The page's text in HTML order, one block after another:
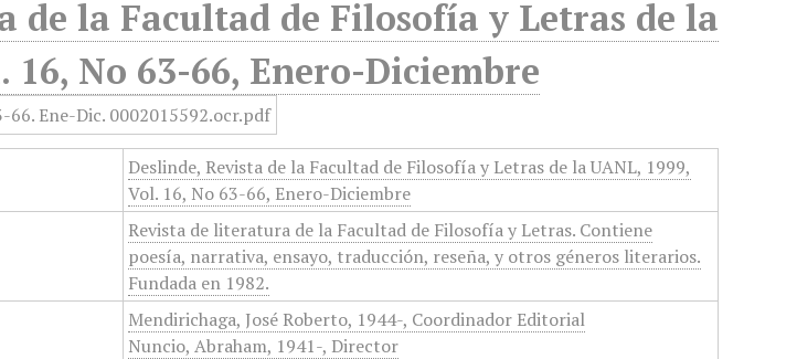
de la Facultad de Filosofía y Letras de la
16, No 63-66, Enero-Diciembre
Deslinde, Revista de la Facultad de Filosofía y Letras de la UANL, 1999,
Vol. 16, No 63-66, Enero-Diciembre
Revista de literatura de la Facultad de Filosofía y Letras. Contiene
poesía, narrativa, ensayo, traducción, reseña, y otros géneros literarios.
Fundada en 1982.
Mendirichaga, José Roberto, 1944-, Coordinador Editorial
Nuncio, Abraham, 1941-, Director